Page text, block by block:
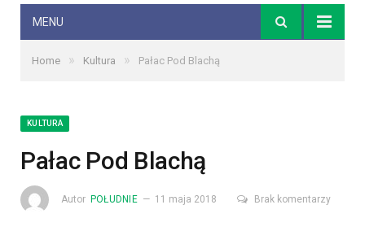
MENU
Home » Kultura » Pałac Pod Blachą
KULTURA
Pałac Pod Blachą
Autor POŁUDNIE 11 maja 2018 Brak komentarzy